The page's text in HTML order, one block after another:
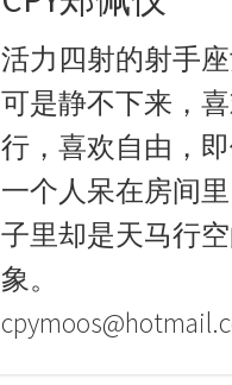
活力四射的射手
可是静不下来，
行，喜欢自由，
一个人呆在房间
子里却是天马行
象。